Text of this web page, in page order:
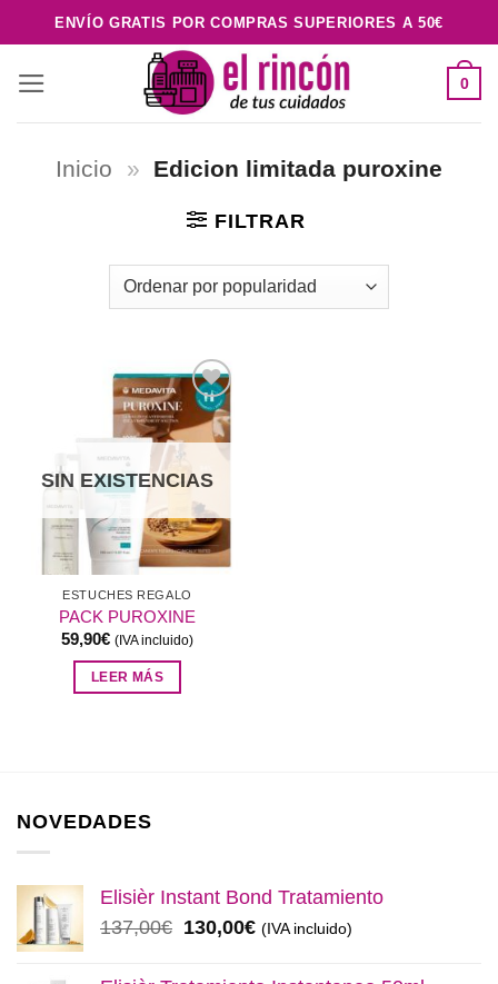
al
contenido
ENVÍO GRATIS POR COMPRAS SUPERIORES A 50€
0
Inicio » Edicion limitada puroxine
FILTRAR
Añadir
a la
deseos
SIN EXISTENCIAS
ESTUCHES REGALO
PACK PUROXINE
59,90€ (IVA incluido)
LEER MÁS
NOVEDADES
Elisièr Instant Bond Tratamiento
137,00€ El
original
130,00€El
actual
(IVA incluido)